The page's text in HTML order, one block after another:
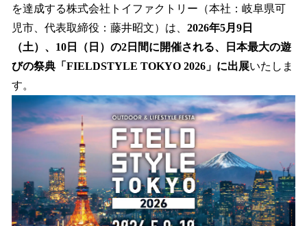
み
込
み
中
で
を達成する株式会社トイファクトリー（本社：岐阜県可
児市、代表取締役：藤井昭文）は、 2026年5月9日
（土）、10日（日）の2日間に開催される、日本最大の遊
びの祭典「FIELDSTYLE TOKYO 2026」に出展いたしま
す。